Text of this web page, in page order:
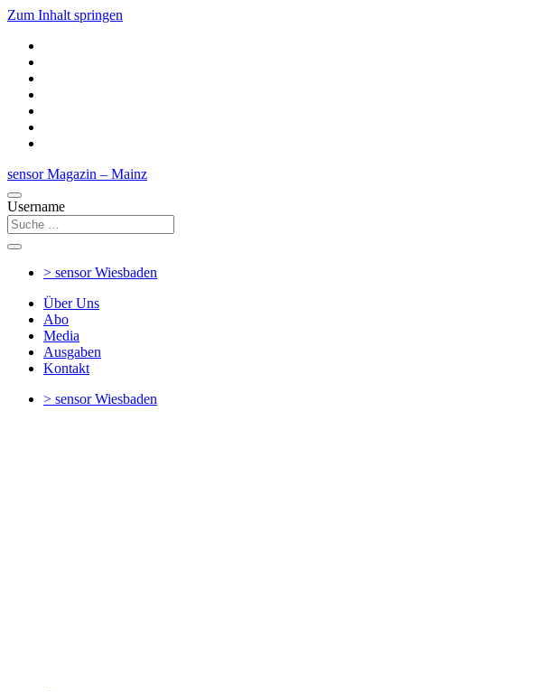
Zum Inhalt springen
sensor Magazin – Mainz
Username
> sensorWiesbaden
Über Uns
Abo
Media
Ausgaben
Kontakt
> sensorWiesbaden